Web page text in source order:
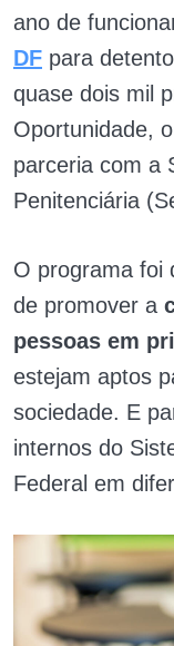
ano de
DF para
quase dois mil
Oportunidade,
parceria com a
Penitenciária
O programa foi
de promover a
pessoas em
estejam aptos
sociedade. E
internos do
Federal em